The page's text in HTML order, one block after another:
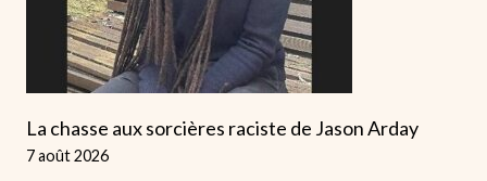
La chasse aux sorcières raciste de Jason Arday
7 août 2026